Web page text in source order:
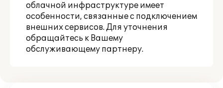
облачной инфраструктуре имеет
особенности, связанные с подключением
внешних сервисов. Для уточнения
обращайтесь к Вашему
обслуживающему партнеру.